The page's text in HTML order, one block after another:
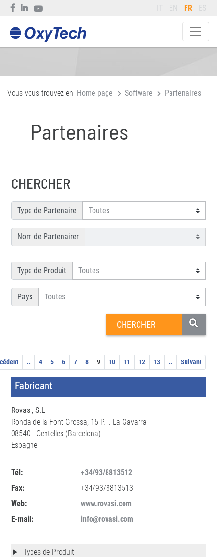
IT EN FR ES
Vous vous trouvez en Home page Software Partenaires
Partenaires
CHERCHER
Type de Partenaire
Nom de Partenairer
Type de Produit
Pays
.. 4 5 6 7 8 9 10 11 12 13 .. Suivant
Fabricant
Rovasi, S.L.
Ronda de la Font Grossa, 15 P. I. La Gavarra
08540 - Centelles (Barcelona)
Espagne
Tél:
+34/93/8813512
Fax:
+34/93/8813513
Web:
www.rovasi.com
E-mail:
info@rovasi.com
Types de Produit